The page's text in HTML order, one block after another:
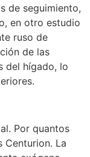
de seguimiento,
en otro estudio
ruso de
de las
del hígado, lo
Por quantos
Centurion. La